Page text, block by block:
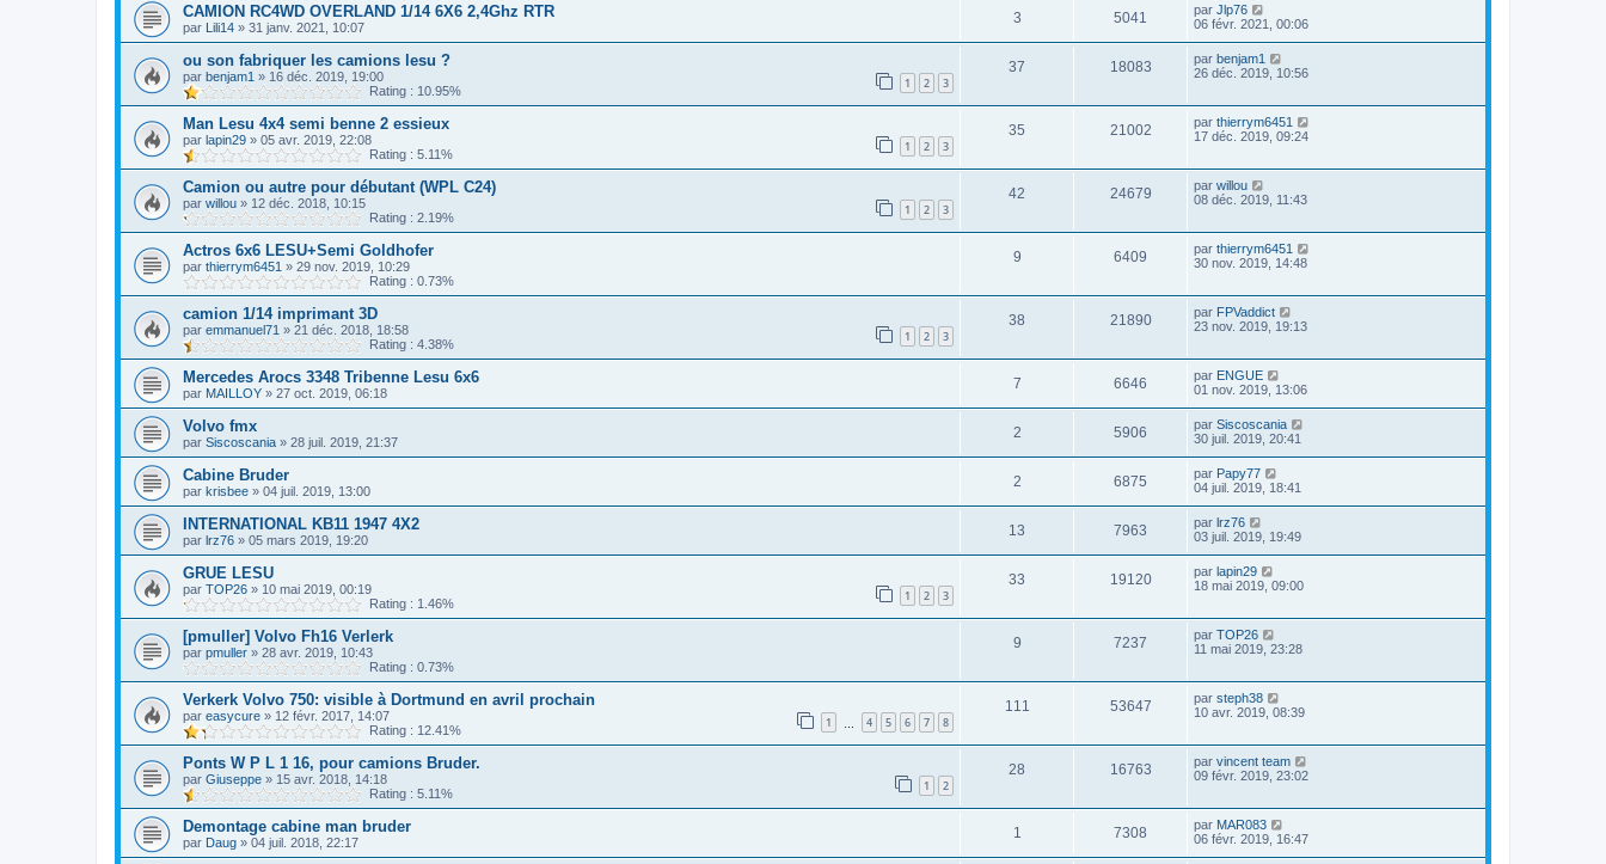
CAMION RC4WD OVERLAND 1/14 6X6 2,4Ghz RTR
par Lili14 » 31 janv. 2021, 10:07
3 5041 par Jlp76
06 févr. 2021, 00:06
ou son fabriquer les camions lesu ?
par benjam1 » 16 déc. 2019, 19:00 1 2 3
Rating : 10.95%
37 18083 par benjam1
26 déc. 2019, 10:56
Man Lesu 4x4 semi benne 2 essieux
par lapin29 » 05 avr. 2019, 22:08 1 2 3
Rating : 5.11%
35 21002 par thierrym6451
17 déc. 2019, 09:24
Camion ou autre pour débutant (WPL C24)
par willou » 12 déc. 2018, 10:15 1 2 3
Rating : 2.19%
42 24679 par willou
08 déc. 2019, 11:43
Actros 6x6 LESU+Semi Goldhofer
par thierrym6451 » 29 nov. 2019, 10:29
Rating : 0.73%
9 6409 par thierrym6451
30 nov. 2019, 14:48
camion 1/14 imprimant 3D
par emmanuel71 » 21 déc. 2018, 18:58 1 2 3
Rating : 4.38%
38 21890 par FPVaddict
23 nov. 2019, 19:13
Mercedes Arocs 3348 Tribenne Lesu 6x6
par MAILLOY » 27 oct. 2019, 06:18
7 6646 par ENGUE
01 nov. 2019, 13:06
Volvo fmx
par Siscoscania » 28 juil. 2019, 21:37
2 5906 par Siscoscania
30 juil. 2019, 20:41
Cabine Bruder
par krisbee » 04 juil. 2019, 13:00
2 6875 par Papy77
04 juil. 2019, 18:41
INTERNATIONAL KB11 1947 4X2
par lrz76 » 05 mars 2019, 19:20
13 7963 par lrz76
03 juil. 2019, 19:49
GRUE LESU
par TOP26 » 10 mai 2019, 00:19 1 2 3
Rating : 1.46%
33 19120 par lapin29
18 mai 2019, 09:00
[pmuller] Volvo Fh16 Verlerk
par pmuller » 28 avr. 2019, 10:43
Rating : 0.73%
9 7237 par TOP26
11 mai 2019, 23:28
Verkerk Volvo 750: visible à Dortmund en avril prochain
par easycure » 12 févr. 2017, 14:07 1 4 5 6 7 8
Rating : 12.41%
111 53647 par steph38
10 avr. 2019, 08:39
Ponts W P L 1 16, pour camions Bruder.
par Giuseppe » 15 avr. 2018, 14:18 1 2
Rating : 5.11%
28 16763 par vincent team
09 févr. 2019, 23:02
Demontage cabine man bruder
par Daug » 04 juil. 2018, 22:17
1 7308 par MAR083
06 févr. 2019, 16:47